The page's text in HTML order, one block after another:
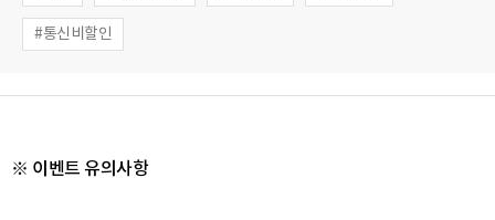
통신비할인
※ 이벤트 유의사항